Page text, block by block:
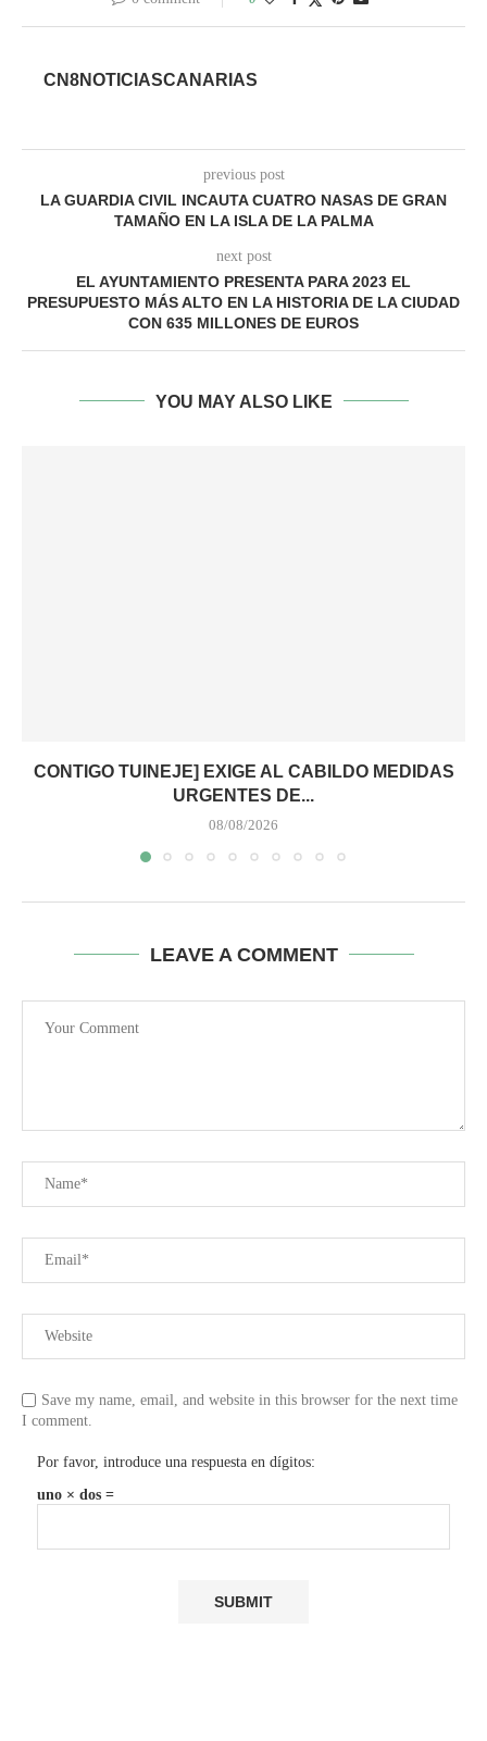
CN8NOTICIASCANARIAS
previous post
LA GUARDIA CIVIL INCAUTA CUATRO NASAS DE GRAN
TAMAÑO EN LA ISLA DE LA PALMA
next post
EL AYUNTAMIENTO PRESENTA PARA 2023 EL
PRESUPUESTO MÁS ALTO EN LA HISTORIA DE LA CIUDAD
CON 635 MILLONES DE EUROS
YOU MAY ALSO LIKE
CONTIGO TUINEJE] EXIGE AL CABILDO MEDIDAS
URGENTES DE...
08/08/2026
LEAVE A COMMENT
Save my name, email, and website in this browser for the next time
I comment.
Por favor, introduce una respuesta en dígitos:
uno × dos =